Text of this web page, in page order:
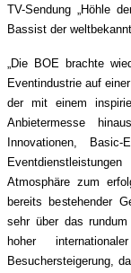
TV-Sendung „Höhle
Bassist der
„Die BOE brachte
Eventindustrie auf
der mit einem
Anbietermesse
Innovationen,
Atmosphäre zum
bereits bestehender
sehr über das
hoher
Besuchersteigerung,